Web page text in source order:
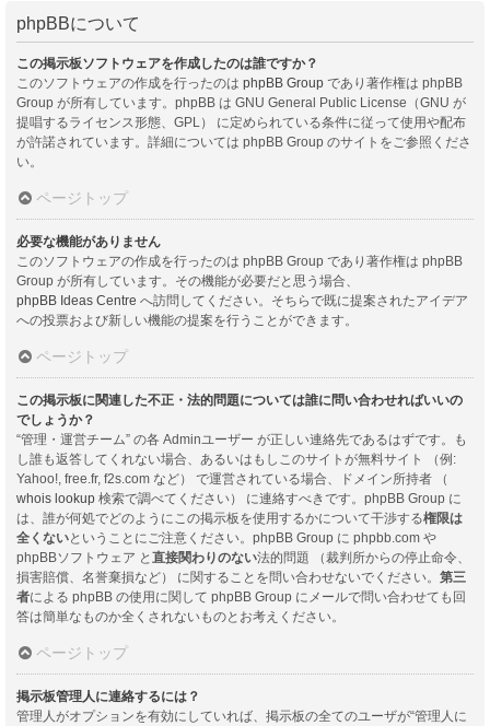
phpBBについて
この掲示板ソフトウェアを作成したのは誰ですか？
このソフトウェアの作成を行ったのは phpBB Group であり著作権は phpBB
Group が所有しています。phpBB は GNU General Public License（GNU が
提唱するライセンス形態、GPL） に定められている条件に従って使用や配布
が許諾されています。詳細については phpBB Group のサイトをご参照くださ
い。
ページトップ
必要な機能がありません
このソフトウェアの作成を行ったのは phpBB Group であり著作権は phpBB
Group が所有しています。その機能が必要だと思う場合、
phpBB Ideas Centre へ訪問してください。そちらで既に提案されたアイデア
への投票および新しい機能の提案を行うことができます。
ページトップ
この掲示板に関連した不正・法的問題については誰に問い合わせればいいの
でしょうか？
“管理・運営チーム” の各 Adminユーザー が正しい連絡先であるはずです。も
し誰も返答してくれない場合、あるいはもしこのサイトが無料サイト （例:
Yahoo!, free.fr, f2s.com など） で運営されている場合、ドメイン所持者 （
whois lookup 検索で調べてください） に連絡すべきです。phpBB Group に
は、誰が何処でどのようにこの掲示板を使用するかについて干渉する権限は
全くないということにご注意ください。phpBB Group に phpbb.com や
phpBBソフトウェア と 直接関わりのない法的問題 （裁判所からの停止命令、
損害賠償、名誉棄損など） に関することを問い合わせないでください。 第三
者による phpBB の使用に関して phpBB Group にメールで問い合わせても回
答は簡単なものか全くされないものとお考えください。
ページトップ
掲示板管理人に連絡するには？
管理人がオプションを有効にしていれば、掲示板の全てのユーザが“管理人に